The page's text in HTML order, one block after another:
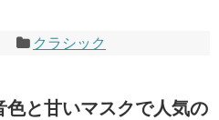
クラシック